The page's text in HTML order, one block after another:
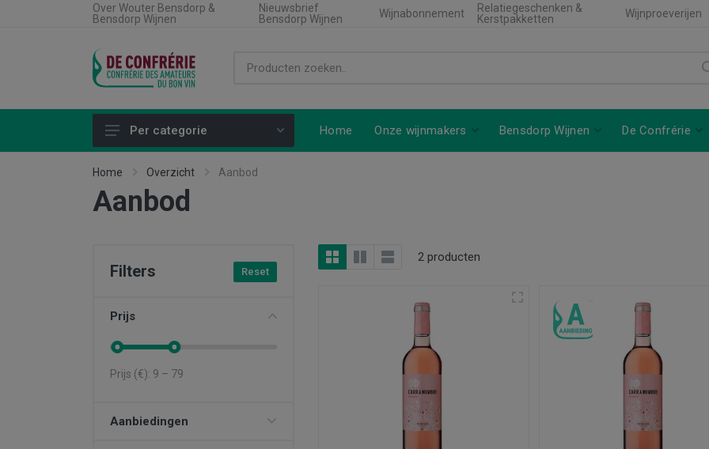
Over Wouter Bensdorp &
Bensdorp Wijnen
Nieuwsbrief
Bensdorp Wijnen
Wijnabonnement
Relatiegeschenken &
Kerstpakketten
Wijnproeverijen
Alle producten
Land
Type product
Per categorie Home Onze wijnmakers Bensdorp Wijnen De Confrérie
Home Overzicht Aanbod
Aanbod
Filters Reset
Prijs
Prijs (€): 9 – 79
Aanbiedingen
2 producten